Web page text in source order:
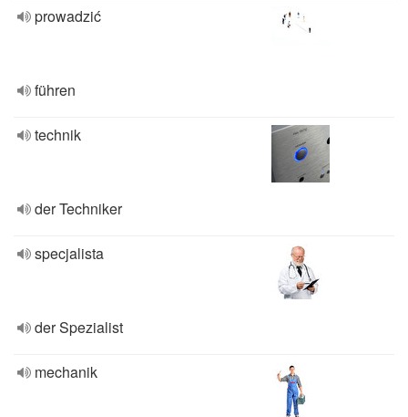
prowadzić
führen
technik
der Techniker
specjalista
der Spezialist
mechanik